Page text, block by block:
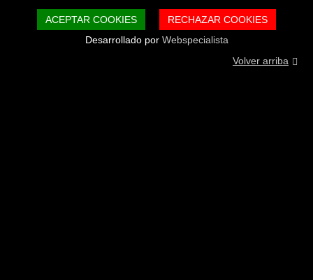
ACEPTAR COOKIES
RECHAZAR COOKIES
Desarrollado por Webspecialista
Volver arriba